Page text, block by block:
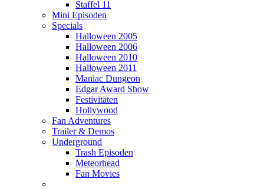
Staffel 11
Mini Episoden
Specials
Halloween 2005
Halloween 2006
Halloween 2010
Halloween 2011
Maniac Dungeon
Edgar Award Show
Festivitäten
Hollywood
Fan Adventures
Trailer & Demos
Underground
Trash Episoden
Meteorhead
Fan Movies